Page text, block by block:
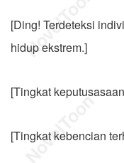
[Ding! Terdeteksi
hidup ekstrem.]
[Tingkat
[Tingkat kebencian